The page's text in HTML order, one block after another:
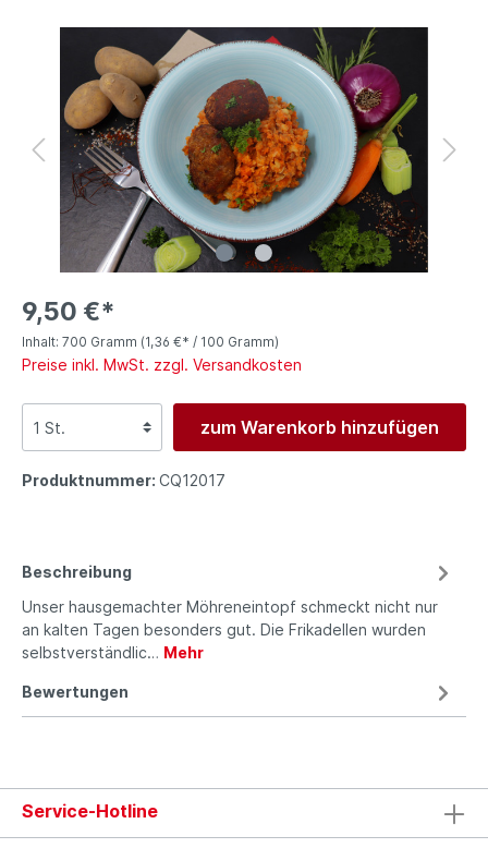
9,50 €*
Inhalt: 700 Gramm (1,36 €* / 100 Gramm)
Preise inkl. MwSt. zzgl. Versandkosten
zum Warenkorb hinzufügen
Produktnummer: CQ12017
Beschreibung
Unser hausgemachter Möhreneintopf schmeckt nicht nur
an kalten Tagen besonders gut. Die Frikadellen wurden
selbstverständlic… Mehr
Bewertungen
Service-Hotline